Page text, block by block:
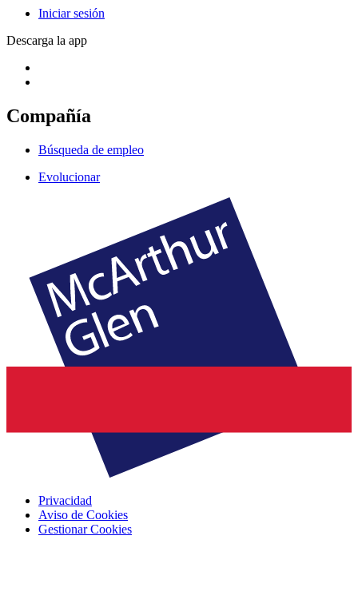
Iniciar sesión
Descarga la app
Compañía
Búsqueda de empleo
Evolucionar
Privacidad
Aviso de Cookies
Gestionar Cookies